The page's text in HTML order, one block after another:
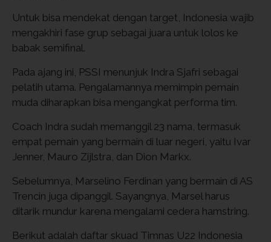
Untuk bisa mendekat dengan target, Indonesia wajib
mengakhiri fase grup sebagai juara untuk lolos ke
babak semifinal.
Pada ajang ini, PSSI menunjuk Indra Sjafri sebagai
pelatih utama. Pengalamannya memimpin pemain
muda diharapkan bisa mengangkat performa tim.
Coach Indra sudah memanggil 23 nama, termasuk
empat pemain yang bermain di luar negeri, yaitu Ivar
Jenner, Mauro Zijlstra, dan Dion Markx.
Sebelumnya, Marselino Ferdinan yang bermain di AS
Trencin juga dipanggil. Sayangnya, Marsel harus
ditarik mundur karena mengalami cedera hamstring.
Berikut adalah daftar skuad Timnas U22 Indonesia